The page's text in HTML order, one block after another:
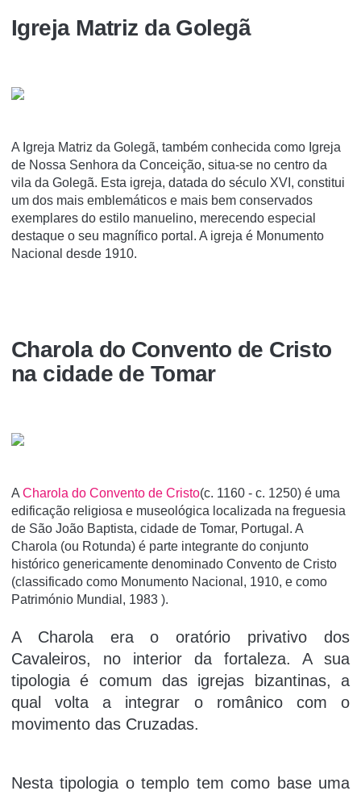
Igreja Matriz da Golegã
A Igreja Matriz da Golegã, também conhecida como Igreja
de Nossa Senhora da Conceição, situa-se no centro da
vila da Golegã. Esta igreja, datada do século XVI, constitui
um dos mais emblemáticos e mais bem conservados
exemplares do estilo manuelino, merecendo especial
destaque o seu magní­fico portal. A igreja é Monumento
Nacional desde 1910.
Charola do Convento de Cristo
na cidade de Tomar
A Charola do Convento de Cristo(c. 1160 - c. 1250) é uma
edificação religiosa e museológica localizada na freguesia
de São João Baptista, cidade de Tomar, Portugal. A
Charola (ou Rotunda) é parte integrante do conjunto
histórico genericamente denominado Convento de Cristo
(classificado como Monumento Nacional, 1910, e como
Património Mundial, 1983 ).
A Charola era o oratório privativo dos
Cavaleiros, no interior da fortaleza. A sua
tipologia é comum das igrejas bizantinas, a
qual volta a integrar o românico com o
movimento das Cruzadas.
Nesta tipologia o templo tem como base uma